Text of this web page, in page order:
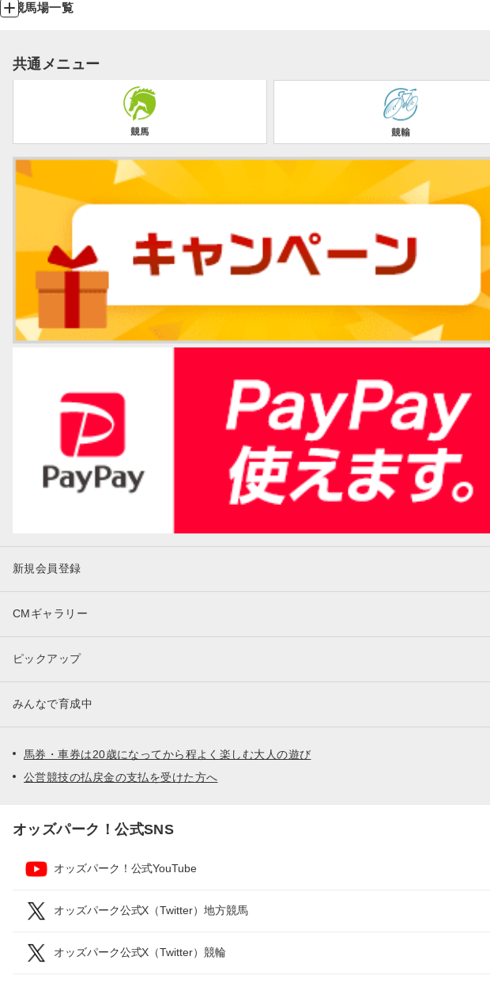
競馬場一覧
共通メニュー
新規会員登録
CMギャラリー
ピックアップ
みんなで育成中
馬券・車券は20歳になってから程よく楽しむ大人の遊び
公営競技の払戻金の支払を受けた方へ
オッズパーク！公式SNS
オッズパーク！公式YouTube
オッズパーク公式X（Twitter）地方競馬
オッズパーク公式X（Twitter）競輪